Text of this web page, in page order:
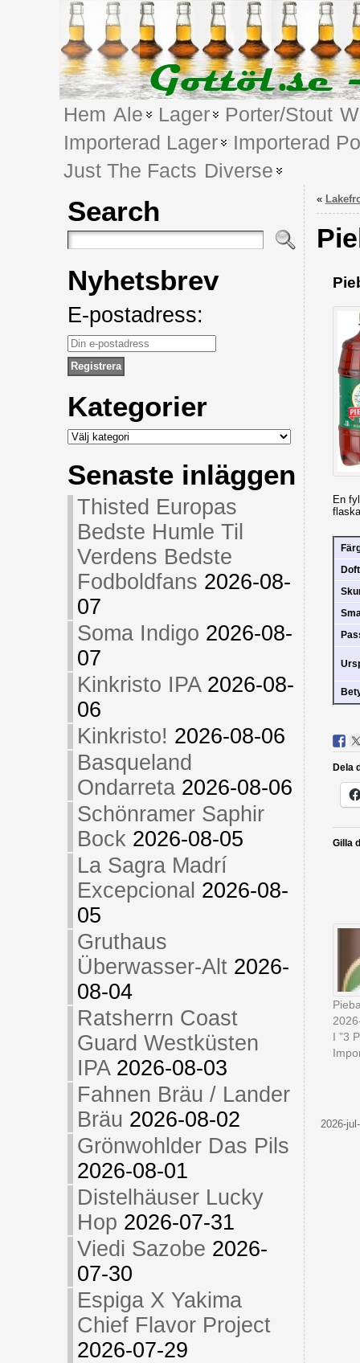
Hem Ale Lager Porter/Stout
Importerad Lager
Importerad
Just The Facts Diverse
Search
Nyhetsbrev
E-postadress:
Kategorier
Kategorier
Senaste inläggen
Thisted Europas
Bedste Humle Til
Verdens Bedste
Fodboldfans 2026-08-
07
Soma Indigo 2026-08-
07
Kinkristo IPA 2026-08-
06
Kinkristo! 2026-08-06
Basqueland
Ondarreta 2026-08-06
Schönramer Saphir
Bock 2026-08-05
La Sagra Madrí
Excepcional 2026-08-
05
Gruthaus
Überwasser-Alt 2026-
08-04
Ratsherrn Coast
Guard Westküsten
IPA 2026-08-03
Fahnen Bräu / Lander
Bräu 2026-08-02
Grönwohlder Das Pils
2026-08-01
Distelhäuser Lucky
Hop 2026-07-31
Viedi Sazobe 2026-
07-30
Espiga X Yakima
Chief Flavor Project
2026-07-29
«
En
Doft
Dela
Gilla
I ”3
2026-